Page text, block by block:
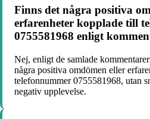
Finns det några positiva
erfarenheter kopplade till
0755581968 enligt
Nej, enligt de samlade
några positiva omdömen eller
telefonnummer 0755581968, utan
negativ upplevelse.